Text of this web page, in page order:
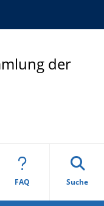
der
FAQ Suche